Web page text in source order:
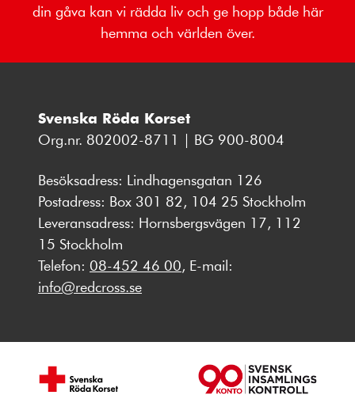
din gåva kan vi rädda liv och ge hopp både här
hemma och världen över.
Svenska Röda Korset
Org.nr. 802002-8711 | BG 900-8004
Besöksadress: Lindhagensgatan 126
Postadress: Box 301 82, 104 25 Stockholm
Leveransadress: Hornsbergsvägen 17, 112
15 Stockholm
Telefon: 08-452 46 00, E-mail:
info@redcross.se